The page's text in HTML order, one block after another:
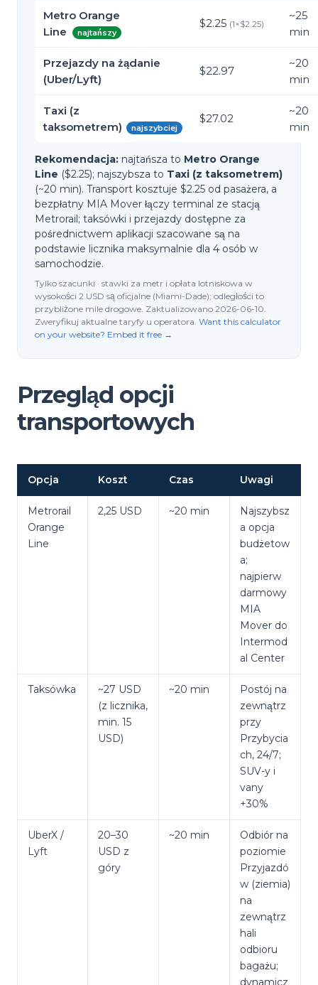
Metro Orange
Line
najtańszy
$2.25 (1×$2.25)
~25
min
Przejazdy na żądanie
(Uber/Lyft)
$22.97
~20
min
Taxi (z
taksometrem)
najszybciej
$27.02
~20
min
Rekomendacja: najtańsza to Metro Orange
Line ($2.25); najszybsza to Taxi (z taksometrem)
(~20 min). Transport kosztuje $2.25 od pasażera, a
bezpłatny MIA Mover łączy terminal ze stacją
Metrorail; taksówki i przejazdy dostępne za
pośrednictwem aplikacji szacowane są na
podstawie licznika maksymalnie dla 4 osób w
samochodzie.
Tylko szacunki · stawki za metr i opłata lotniskowa w
wysokości 2 USD są oficjalne (Miami-Dade); odległości to
przybliżone mile drogowe. Zaktualizowano 2026-06-10.
Zweryfikuj aktualne taryfy u operatora. Want this calculator
on your website? Embed it free →
Przegląd opcji
transportowych
Opcja Koszt Czas Uwagi
Metrorail
Orange
Line
2,25 USD ~20 min
Najszybsz
a opcja
budżetow
a;
najpierw
darmowy
MIA
Mover do
Intermod
al Center
Taksówka
~27 USD
(z licznika,
min. 15
USD)
~20 min
Postój na
zewnątrz
przy
Przybycia
ch, 24/7;
SUV-y i
vany
+30%
UberX /
Lyft
20–30
USD z
góry
~20 min
Odbiór na
poziomie
Przyjazdó
w (ziemia)
na
zewnątrz
hali
odbioru
bagażu;
dynamicz